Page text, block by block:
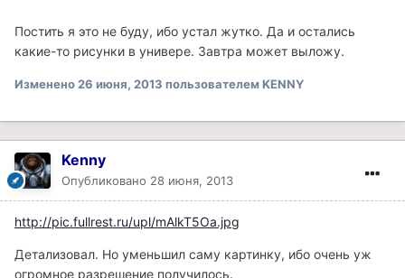
Постить я это не буду, ибо устал жутко. Да и остались
какие-то рисунки в универе. Завтра может выложу.
Изменено26 июня, 2013 пользователем KENNY
Kenny
Опубликовано 28 июня, 2013
http://pic.fullrest.ru/upl/mAlkT5Oa.jpg
Детализовал. Но уменьшил саму картинку, ибо очень уж
огромное разрешение получилось.